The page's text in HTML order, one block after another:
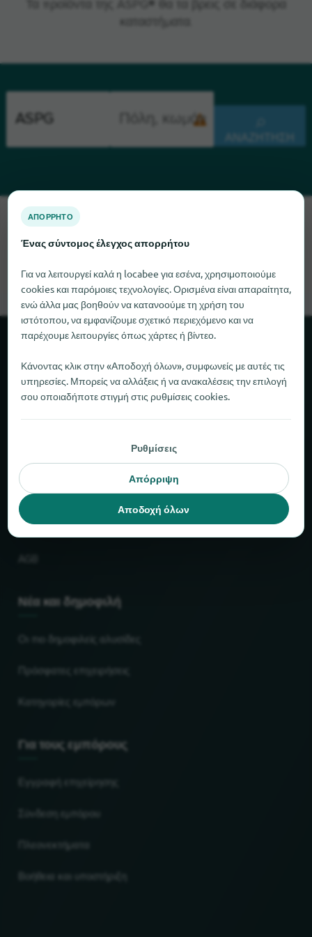
Τα προϊόντα της ASPG® θα τα βρεις σε διάφορα
Λυπούμαστε, δεν μπορούμε να βρούμε το ASPG αυτή τη
χαρούμε πολύ αν μας ενημερώσετε.
Στοιχεία και αριθμοί
Συνεργάτες
Εκτύπωση
Προστασία δεδομένων
Νέα και δημοφιλή
Οι πιο δημοφιλείς αλυσίδες
Πρόσφατες επιχειρήσεις
Κατηγορίες εμπόρων
Για τους εμπόρους
Εγγραφή επιχείρησης
Πλεονεκτήματα
Βοήθεια και υποστήριξη
ΑΠΌΡΡΗΤΟ
Ένας σύντομος έλεγχος απορρήτου
Για να λειτουργεί καλά η locabee για εσένα, χρησιμοποιούμε
cookies και παρόμοιες τεχνολογίες. Ορισμένα είναι απαραίτητα,
ενώ άλλα μας βοηθούν να κατανοούμε τη χρήση του
ιστότοπου, να εμφανίζουμε σχετικό περιεχόμενο και να
παρέχουμε λειτουργίες όπως χάρτες ή βίντεο.
Κάνοντας κλικ στην «Αποδοχή όλων», συμφωνείς με αυτές τις
υπηρεσίες. Μπορείς να αλλάξεις ή να ανακαλέσεις την επιλογή
σου οποιαδήποτε στιγμή στις ρυθμίσεις cookies.
Ρυθμίσεις
Απόρριψη
Αποδοχή όλων